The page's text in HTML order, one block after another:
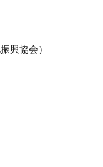
興協会）